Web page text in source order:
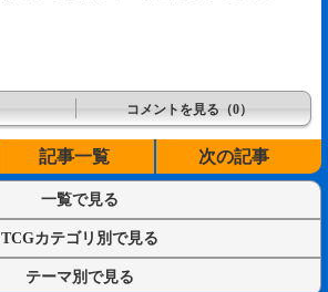
コメントを見る（0）
記事一覧 次の記事
一覧で見る
TCGカテゴリ別で見る
テーマ別で見る